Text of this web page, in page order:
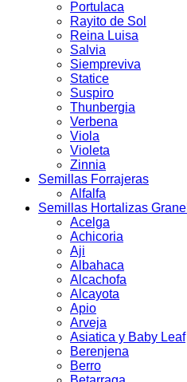
Portulaca
Rayito de Sol
Reina Luisa
Salvia
Siempreviva
Statice
Suspiro
Thunbergia
Verbena
Viola
Violeta
Zinnia
Semillas Forrajeras
Alfalfa
Semillas Hortalizas Granel
Acelga
Achicoria
Aji
Albahaca
Alcachofa
Alcayota
Apio
Arveja
Asiatica y Baby Leaf
Berenjena
Berro